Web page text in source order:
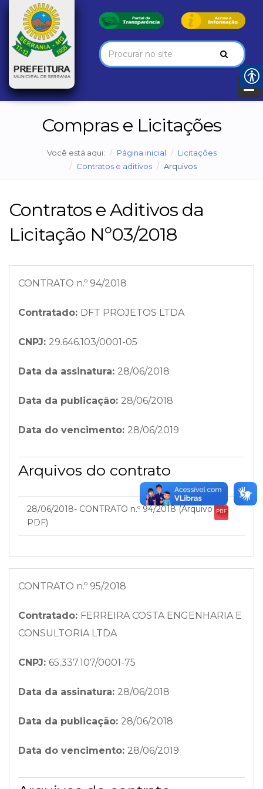
Compras e Licitações
Você está aqui: Página inicial
Licitações
Contratos e aditivos
Arquivos
Contratos e Aditivos da
Licitação Nº03/2018
CONTRATO n.º 94/2018
Contratado: DFT PROJETOS LTDA
CNPJ: 29.646.103/0001-05
Data da assinatura: 28/06/2018
Data da publicação: 28/06/2018
Data do vencimento: 28/06/2019
Arquivos do contrato
28/06/2018- CONTRATO n.º 94/2018 (Arquivo
PDF)
CONTRATO n.º 95/2018
Contratado: FERREIRA COSTA ENGENHARIA E
CONSULTORIA LTDA
CNPJ: 65.337.107/0001-75
Data da assinatura: 28/06/2018
Data da publicação: 28/06/2018
Data do vencimento: 28/06/2019